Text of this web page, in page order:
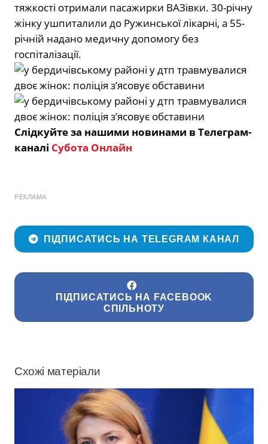
тяжкості отримали пасажирки ВАЗівки. 30-річну
жінку ушпиталили до Ружинської лікарні, а 55-
річній надано медичну допомогу без
госпіталізації.
Слідкуйте за нашими новинами в Телеграм-
каналі Субота Онлайн
РЕКЛАМА
ПІДПИСАТИСЬ НА TELEGRAM КАНАЛ
ПІДПИСАТИСЬ НА FACEBOOK
СПІЛЬНОТУ
Схожі матеріали